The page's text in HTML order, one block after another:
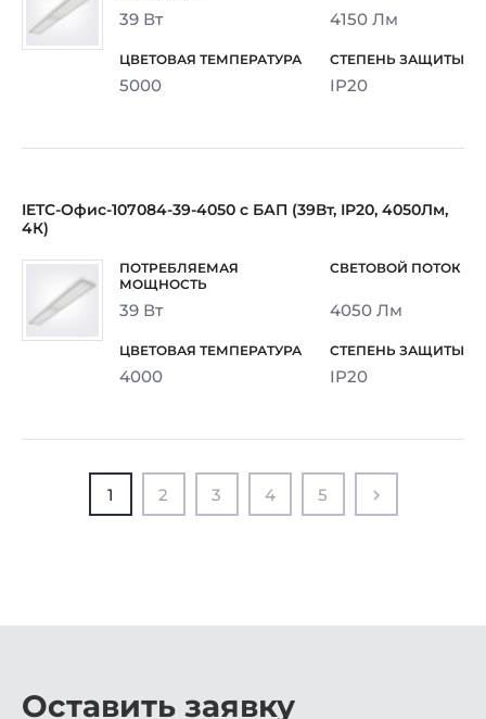
39 Вт 4150 Лм
5000 IP20
IETC-Офис-107084-39-4050 с БАП (39Вт, IP20, 4050Лм,
4К)
39 Вт 4050 Лм
4000 IP20
1 2 3 4 5
Оставить заявку